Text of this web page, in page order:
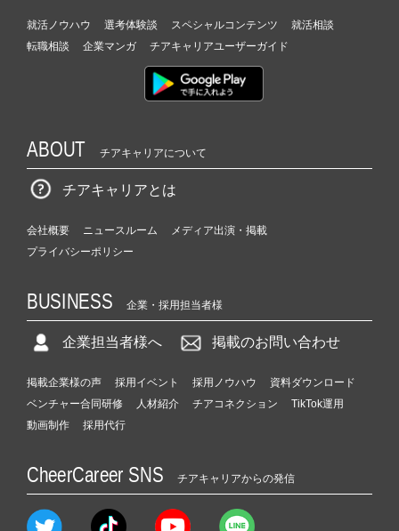
就活ノウハウ 選考体験談 スペシャルコンテンツ
就活相談
転職相談
企業マンガ チアキャリアユーザーガイド
ABOUT チアキャリアについて
チアキャリアとは
会社概要 ニュースルーム
メディア出演・掲載
プライバシーポリシー
BUSINESS 企業・採用担当者様
企業担当者様へ 掲載のお問い合わせ
掲載企業様の声 採用イベント 採用ノウハウ
資料ダウンロード
ベンチャー合同研修
人材紹介 チアコネクション
TikTok運用
動画制作
採用代行
CheerCareer SNS チアキャリアからの発信